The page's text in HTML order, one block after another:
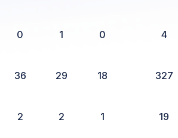
0 1 0 4
36 29 18 327
2 2 1 19